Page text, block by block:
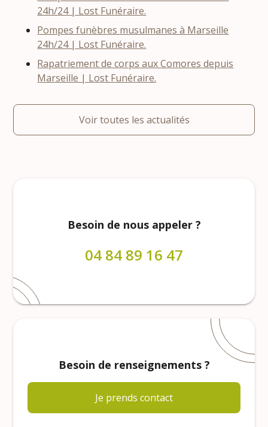
24h/24 | Lost Funéraire.
Pompes funèbres musulmanes à Marseille
24h/24 | Lost Funéraire.
Rapatriement de corps aux Comores depuis
Marseille | Lost Funéraire.
Voir toutes les actualités
Besoin de nous appeler ?
04 84 89 16 47
Besoin de renseignements ?
Je prends contact